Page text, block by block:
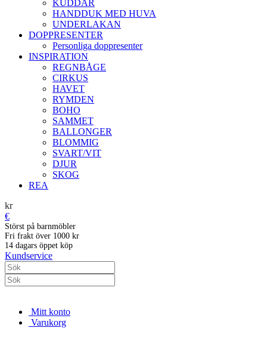
KUDDAR
HANDDUK MED HUVA
UNDERLAKAN
DOPPRESENTER
Personliga doppresenter
INSPIRATION
REGNBÅGE
CIRKUS
HAVET
RYMDEN
BOHO
SAMMET
BALLONGER
BLOMMIG
SVART/VIT
DJUR
SKOG
REA
kr
€
Störst på barnmöbler
Fri frakt över 1000 kr
14 dagars öppet köp
Kundservice
Mitt konto
Varukorg